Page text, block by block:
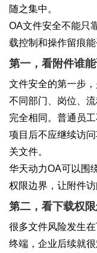
随之集中。
OA文件安全不能只
载控制和操作留痕能
第一，看附件谁能
文件安全的第一步，
不同部门、岗位、
完全相同。普通员
项目后不应继续访
关文件。
华天动力OA可以围
权限边界，让附件访
第二，看下载权
很多文件风险发生
终端，企业后续就